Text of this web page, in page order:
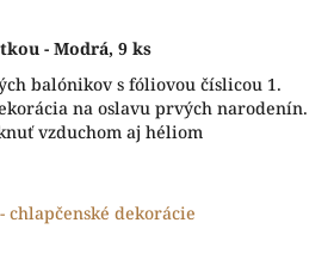
- Modrá, 9 ks
balónikov s fóliovou číslicou 1.
na oslavu prvých narodenín.
vzduchom aj héliom
chlapčenské dekorácie